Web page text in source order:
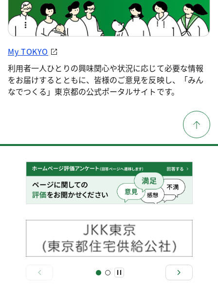
My TOKYO
利用者一人ひとりの興味関心や状況に応じて必要な情報
をお届けするとともに、皆様のご意見を反映し、「みん
なでつくる」東京都の公式ポータルサイトです。